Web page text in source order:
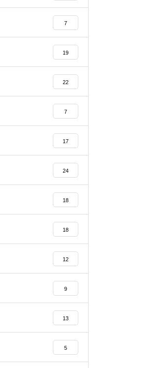
7
19
22
7
17
24
18
18
12
9
13
5